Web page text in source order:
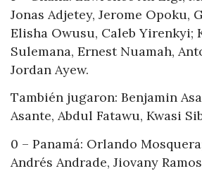
Jonas Adjetey, Jerome Opoku,
Elisha Owusu, Caleb Yirenkyi;
Sulemana, Ernest Nuamah,
Jordan Ayew.
También jugaron: Benjamin
Asante, Abdul Fatawu, Kwasi
0 – Panamá: Orlando
Andrés Andrade, Jiovany